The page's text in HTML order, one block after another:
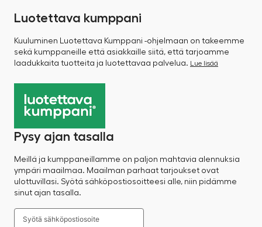
Luotettava kumppani
Kuuluminen Luotettava Kumppani -ohjelmaan on takeemme
sekä kumppaneille että asiakkaille siitä, että tarjoamme
laadukkaita tuotteita ja luotettavaa palvelua. Lue lisää
Pysy ajan tasalla
Meillä ja kumppaneillamme on paljon mahtavia alennuksia
ympäri maailmaa. Maailman parhaat tarjoukset ovat
ulottuvillasi. Syötä sähköpostiosoitteesi alle, niin pidämme
sinut ajan tasalla.